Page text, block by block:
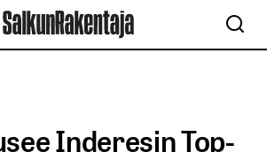
Inderesin Top-